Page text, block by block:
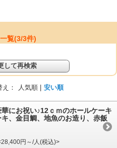
覧(3/3件)
して再検索
： 人気順 | 安い順
華にお祝い♪12ｃｍのホールケーキ
、金目鯛、地魚のお造り、赤飯
円～/人(税込)>